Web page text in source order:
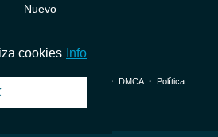
Nuevo
todos los derechos. ・ DMCA・ Política
cookies Info